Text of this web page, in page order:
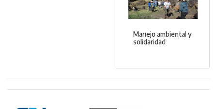
Manejo ambiental y
solidaridad